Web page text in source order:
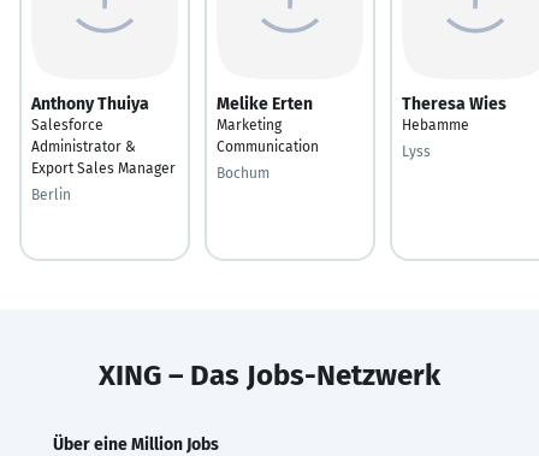
Anthony Thuiya
Salesforce
Administrator &
Export Sales Manager
Berlin
Melike Erten
Marketing
Communication
Bochum
Theresa Wies
Hebamme
Lyss
XING – Das Jobs-Netzwerk
Über eine Million Jobs